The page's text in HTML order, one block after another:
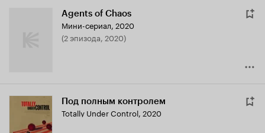
Agents of Chaos
Мини-сериал, 2020
(2 эпизода, 2020)
Под полным контролем
Totally Under Control, 2020